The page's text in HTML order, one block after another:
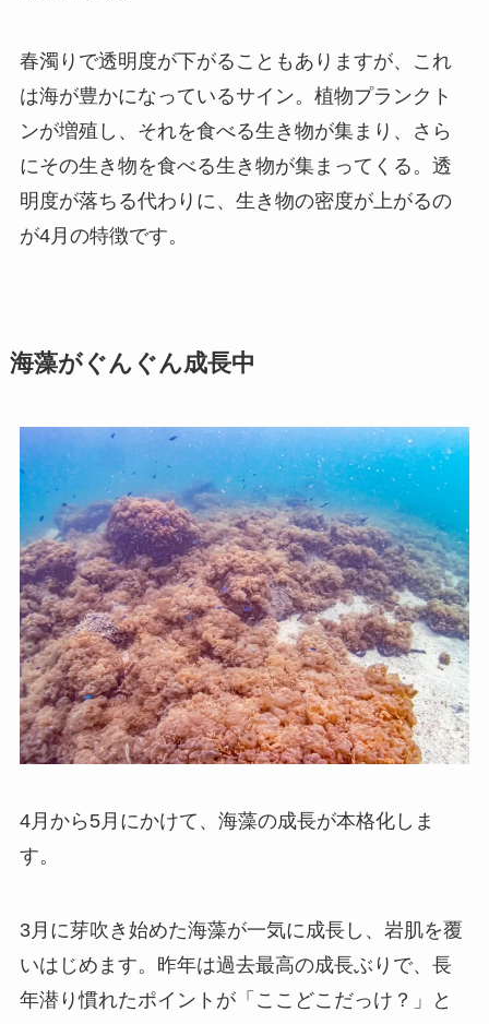
春濁りで透明度が下がることもありますが、これ
は海が豊かになっているサイン。植物プランクト
ンが増殖し、それを食べる生き物が集まり、さら
にその生き物を食べる生き物が集まってくる。透
明度が落ちる代わりに、生き物の密度が上がるの
が4月の特徴です。
海藻がぐんぐん成長中
4月から5月にかけて、海藻の成長が本格化しま
す。
3月に芽吹き始めた海藻が一気に成長し、岩肌を覆
いはじめます。昨年は過去最高の成長ぶりで、長
年潜り慣れたポイントが「ここどこだっけ？」と